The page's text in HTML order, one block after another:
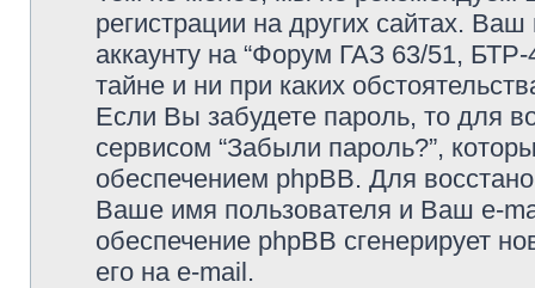
регистрации на других сайтах.
аккаунту на “Форум ГАЗ 63/51,
тайне и ни при каких
Если Вы забудете пароль, то для
сервисом “Забыли пароль?”,
обеспечением phpBB. Для
Ваше имя пользователя и Ваш e-
обеспечение phpBB сгенерирует
его на e-mail.